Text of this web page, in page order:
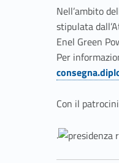
i
c
o
n
s
Nell’ambito
stipulata
Enel Green
Per
Con il
.